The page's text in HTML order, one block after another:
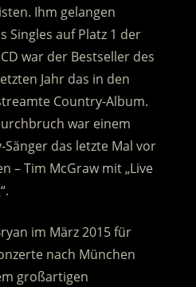
Ihm gelangen
Singles auf Platz 1 der
war der Bestseller des
Jahr das in den
Country-Album.
war einem
das letzte Mal vor
– Tim McGraw mit „Live
im März 2015 für
nach München
großartigen